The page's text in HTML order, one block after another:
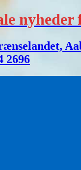
2696